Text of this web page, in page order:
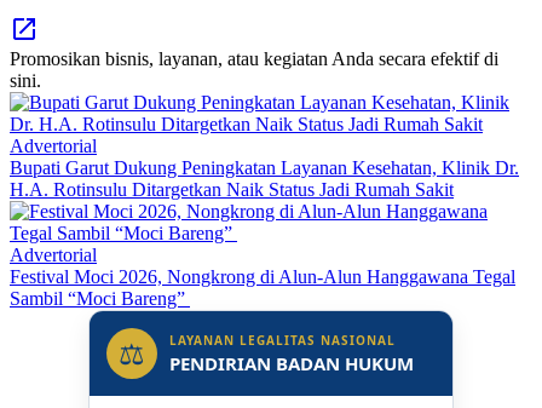
Promosikan bisnis, layanan, atau kegiatan Anda secara efektif di
sini.
Advertorial
Bupati Garut Dukung Peningkatan Layanan Kesehatan, Klinik Dr.
H.A. Rotinsulu Ditargetkan Naik Status Jadi Rumah Sakit
Advertorial
Festival Moci 2026, Nongkrong di Alun-Alun Hanggawana Tegal
Sambil “Moci Bareng”
⚖ LAYANAN LEGALITAS NASIONAL
PENDIRIAN BADAN HUKUM